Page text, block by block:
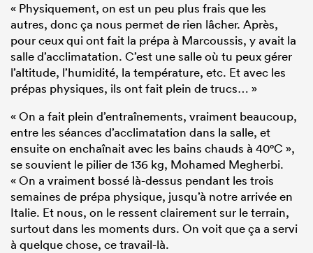
« Physiquement, on est un peu plus frais que les
autres, donc ça nous permet de rien lâcher. Après,
pour ceux qui ont fait la prépa à Marcoussis, y avait la
salle d’acclimatation. C’est une salle où tu peux gérer
l’altitude, l’humidité, la température, etc. Et avec les
prépas physiques, ils ont fait plein de trucs… »
« On a fait plein d’entraînements, vraiment beaucoup,
entre les séances d’acclimatation dans la salle, et
ensuite on enchaînait avec les bains chauds à 40°C »,
se souvient le pilier de 136 kg, Mohamed Megherbi.
« On a vraiment bossé là-dessus pendant les trois
semaines de prépa physique, jusqu’à notre arrivée en
Italie. Et nous, on le ressent clairement sur le terrain,
surtout dans les moments durs. On voit que ça a servi
à quelque chose, ce travail-là.